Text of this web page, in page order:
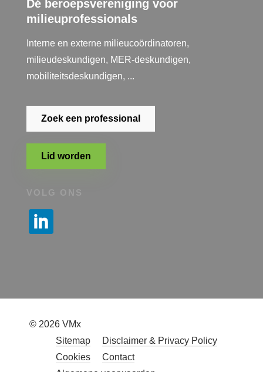
Dé beroepsvereniging voor
milieuprofessionals
Interne en externe milieucoördinatoren,
milieudeskundigen, MER-deskundigen,
mobiliteitsdeskundigen, ...
Zoek een professional
Lid worden
VOLG ONS
© 2026 VMx
Sitemap
Disclaimer & Privacy Policy
Cookies
Contact